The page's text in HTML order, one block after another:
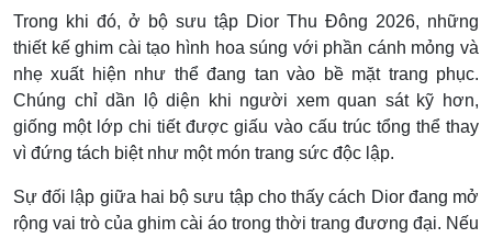
Trong khi đó, ở bộ sưu tập Dior Thu Đông 2026, những
thiết kế ghim cài tạo hình hoa súng với phần cánh mỏng và
nhẹ xuất hiện như thể đang tan vào bề mặt trang phục.
Chúng chỉ dần lộ diện khi người xem quan sát kỹ hơn,
giống một lớp chi tiết được giấu vào cấu trúc tổng thể thay
vì đứng tách biệt như một món trang sức độc lập.
Sự đối lập giữa hai bộ sưu tập cho thấy cách Dior đang mở
rộng vai trò của ghim cài áo trong thời trang đương đại. Nếu